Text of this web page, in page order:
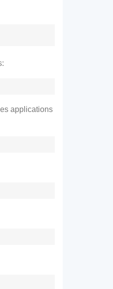
applications